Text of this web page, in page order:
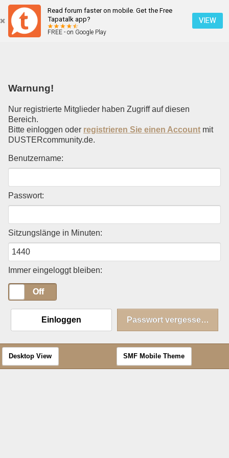
Read forum faster on mobile. Get the Free
Tapatalk app?
FREE - on Google Play
VIEW
Einloggen
Warnung!
Nur registrierte Mitglieder haben Zugriff auf diesen
Bereich.
Bitte einloggen oder registrieren Sie einen Account mit
DUSTERcommunity.de.
Benutzername:
Passwort:
Sitzungslänge in Minuten:
Immer eingeloggt bleiben:
Off
Einloggen Passwort vergessen?
Desktop View SMF Mobile Theme